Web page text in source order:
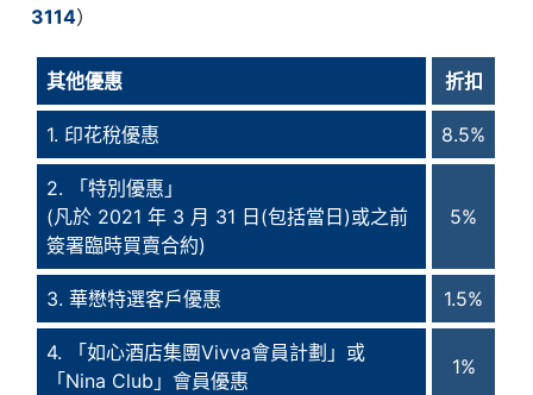
3114）
其他優惠 折扣
1. 印花稅優惠 8.5%
2. 「特別優惠」
(凡於 2021 年 3 月 31 日(包括當日)或之前
簽署臨時買賣合約)
5%
3. 華懋特選客戶優惠 1.5%
4. 「如心酒店集團Vivva會員計劃」或
「Nina Club」會員優惠
1%